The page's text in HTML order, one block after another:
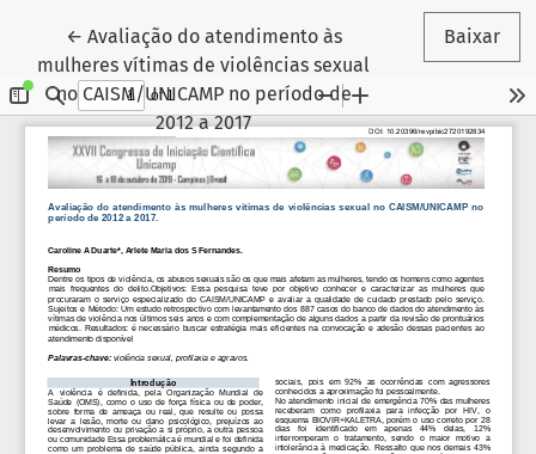
← Voltar aos Detalhes do Artigo
Avaliação do atendimento às
mulheres vítimas de violências sexual
no CAISM/UNICAMP no período de
2012 a 2017
Baixar